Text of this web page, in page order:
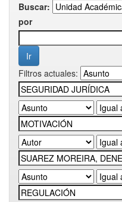
Buscar:
por
Filtros actuales: